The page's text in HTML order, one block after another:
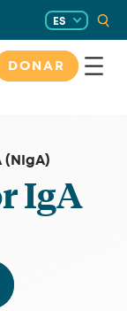
ES
DONAR
(NIgA)
IgA